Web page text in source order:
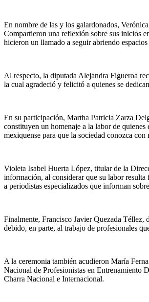
En nombre de las y los galardonados,
Compartieron una reflexión sobre sus inicios
hicieron un llamado a seguir abriendo
Al respecto, la diputada Alejandra Figueroa
la cual agradeció y felicitó a quienes se
En su participación, Martha Patricia Zarza
constituyen un homenaje a la labor de
mexiquense para que la sociedad conozca
Violeta Isabel Huerta López, titular de la
información, al considerar que su labor resulta
a periodistas especializados que informan
Finalmente, Francisco Javier Quezada
debido, en parte, al trabajo de profesionales
A la ceremonia también acudieron María
Nacional de Profesionistas en Entrenamiento
Charra Nacional e Internacional.